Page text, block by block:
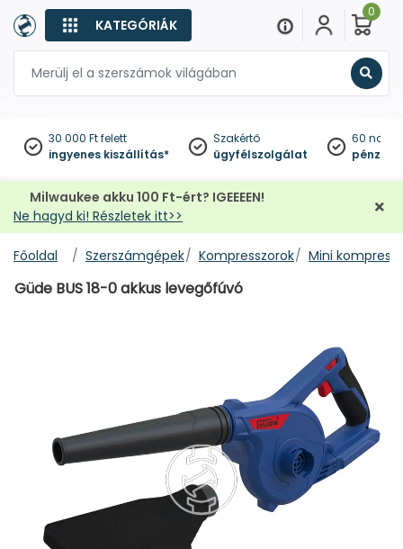
KATEGÓRIÁK
0
30 000 Ft felett
ingyenes kiszállítás*
Szakértő
ügyfélszolgálat
60
Milwaukee akku 100 Ft-ért? IGEEEEN!
Ne hagyd ki! Részletek itt>>
Főoldal Szerszámgépek Kompresszorok Mini
Güde BUS 18-0 akkus levegőfúvó